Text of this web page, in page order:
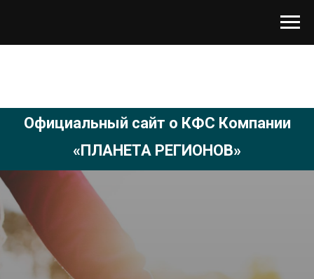
Официальный сайт о КФС Компании
«ПЛАНЕТА РЕГИОНОВ»